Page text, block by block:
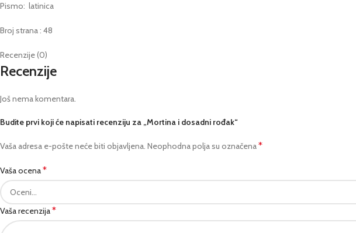
Pismo: latinica
Broj strana : 48
Recenzije (0)
Recenzije
Još nema komentara.
Budite prvi koji će napisati recenziju za „Mortina i dosadni rođak“
Vaša adresa e-pošte neće biti objavljena. Neophodna polja su označena*
Vaša ocena*
Vaša recenzija*